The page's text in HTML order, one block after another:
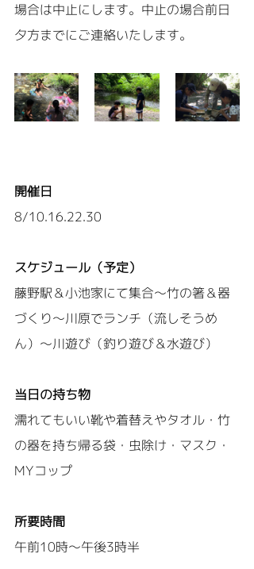
場合は中止にします。中止の場合前日
夕方までにご連絡いたします。
開催日
8/10.16.22.30
スケジュール（予定）
藤野駅＆小池家にて集合～竹の箸＆器
づくり～川原でランチ（流しそうめ
ん）～川遊び（釣り遊び＆水遊び）
当日の持ち物
濡れてもいい靴や着替えやタオル・竹
の器を持ち帰る袋・虫除け・マスク・
MYコップ
所要時間
午前10時～午後3時半